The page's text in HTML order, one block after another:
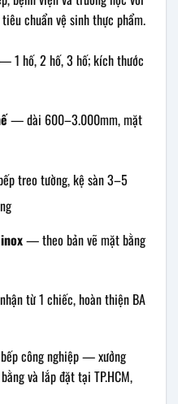
chuẩn vệ sinh thực phẩm.
1 hố, 2 hố, 3 hố; kích thước
— dài 600–3.000mm, mặt
treo tường, kệ sàn 3–5
— theo bản vẽ mặt bằng
từ 1 chiếc, hoàn thiện BA
công nghiệp — xưởng
và lắp đặt tại TP.HCM,